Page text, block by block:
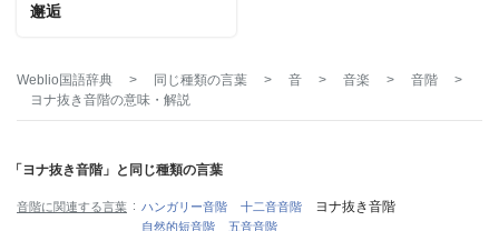
邂逅
Weblio国語辞典 > 同じ種類の言葉 > 音 > 音楽 > 音階
>
ヨナ抜き音階の意味・解説
「ヨナ抜き音階」と同じ種類の言葉
音階に関連する言葉 ハンガリー音階 十二音音階 ヨナ抜き音階
自然的短音階 五音音階